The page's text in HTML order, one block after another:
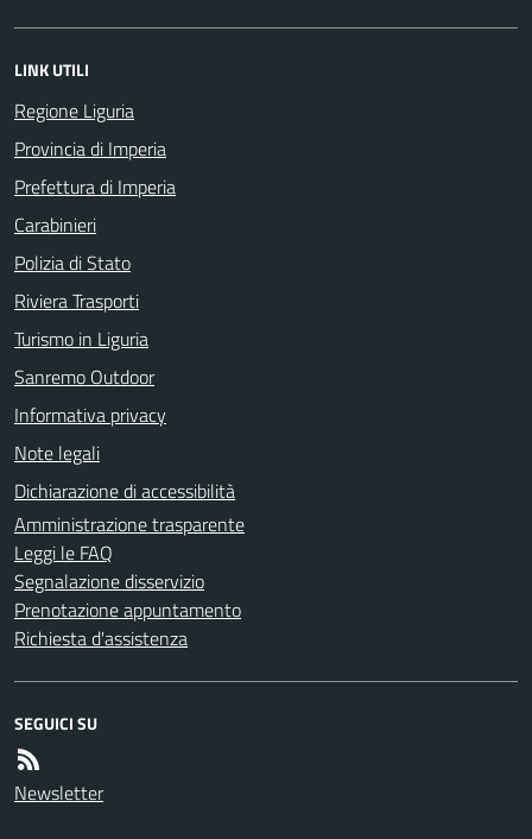
LINK UTILI
Regione Liguria
Provincia di Imperia
Prefettura di Imperia
Carabinieri
Polizia di Stato
Riviera Trasporti
Turismo in Liguria
Sanremo Outdoor
Informativa privacy
Note legali
Dichiarazione di accessibilità
Amministrazione trasparente
Leggi le FAQ
Segnalazione disservizio
Prenotazione appuntamento
Richiesta d'assistenza
SEGUICI SU
Newsletter